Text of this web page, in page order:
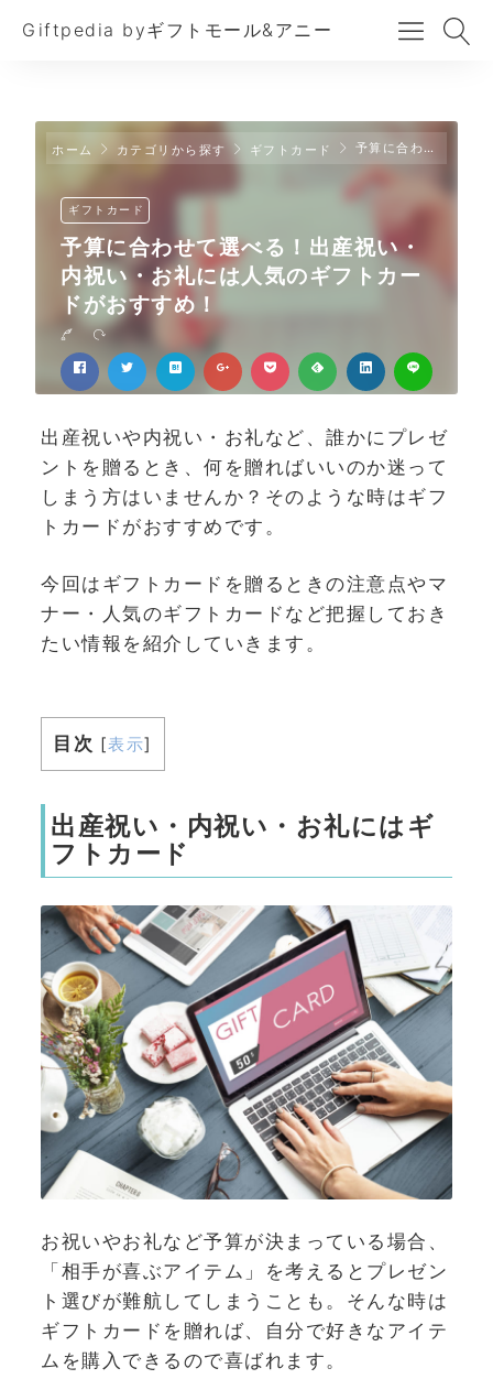
Giftpedia byギフトモール&アニー
ホーム カテゴリから探す ギフトカード 予算に合わせて選べる！出産祝い・内祝い・お礼には人気のギフトカードがおすすめ！
ギフトカード
予算に合わせて選べる！出産祝い・
内祝い・お礼には人気のギフトカー
ドがおすすめ！
出産祝いや内祝い・お礼など、誰かにプレゼ
ントを贈るとき、何を贈ればいいのか迷って
しまう方はいませんか？そのような時はギフ
トカードがおすすめです。
今回はギフトカードを贈るときの注意点やマ
ナー・人気のギフトカードなど把握しておき
たい情報を紹介していきます。
目次 [表示]
出産祝い・内祝い・お礼にはギ
フトカード
お祝いやお礼など予算が決まっている場合、
「相手が喜ぶアイテム」を考えるとプレゼン
ト選びが難航してしまうことも。そんな時は
ギフトカードを贈れば、自分で好きなアイテ
ムを購入できるので喜ばれます。